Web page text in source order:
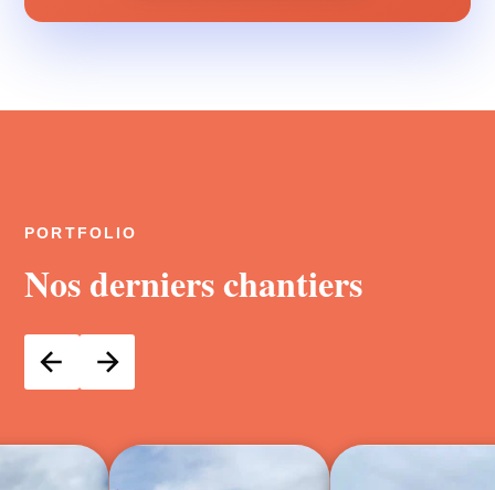
PORTFOLIO
Nos derniers chantiers